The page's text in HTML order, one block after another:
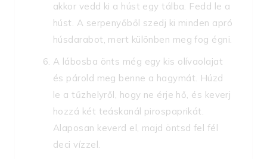
akkor vedd ki a húst egy tálba. Fedd le a
húst. A serpenyőből szedj ki minden apró
húsdarabot, mert különben meg fog égni.
A lábosba önts még egy kis olívaolajat
és párold meg benne a hagymát. Húzd
le a tűzhelyről, hogy ne érje hő, és keverj
hozzá két teáskanál pirospaprikát.
Alaposan keverd el, majd öntsd fel fél
deci vízzel.